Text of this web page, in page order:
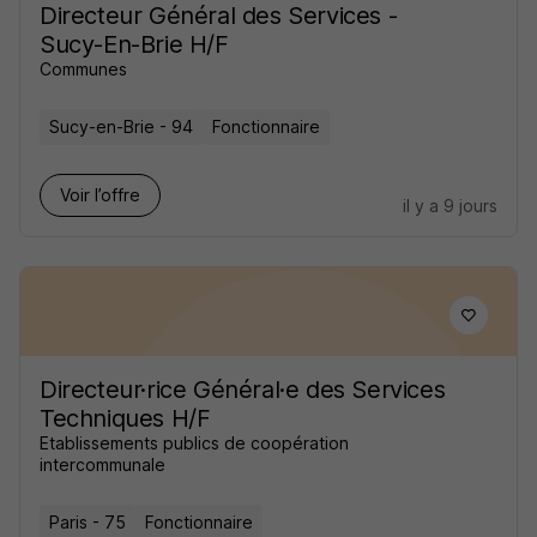
Directeur Général des Services -
Sucy-En-Brie H/F
Communes
Sucy-en-Brie - 94 Fonctionnaire
Voir l’offre
il y a 9 jours
Directeur·rice Général·e des Services
Techniques H/F
Etablissements publics de coopération
intercommunale
Paris - 75 Fonctionnaire